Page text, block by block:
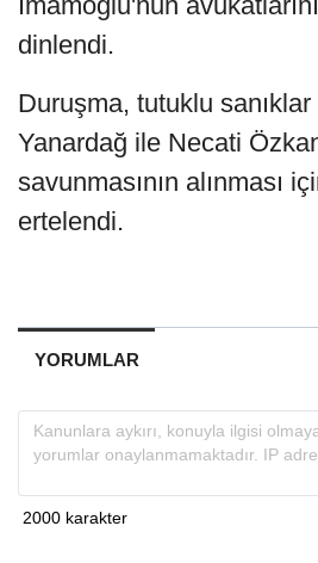
dinlendi.
Duruşma, tutuklu
Yanardağ ile Necati
savunmasının alınması
ertelendi.
YORUMLAR